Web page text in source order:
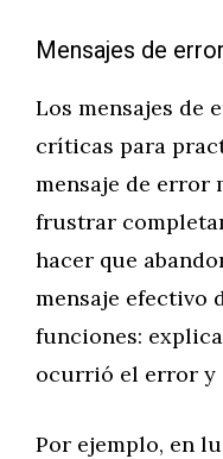
Mensajes de error
Los mensajes de
críticas para
mensaje de error
frustrar
hacer que
mensaje efectivo
funciones:
ocurrió el error y
Por ejemplo, en